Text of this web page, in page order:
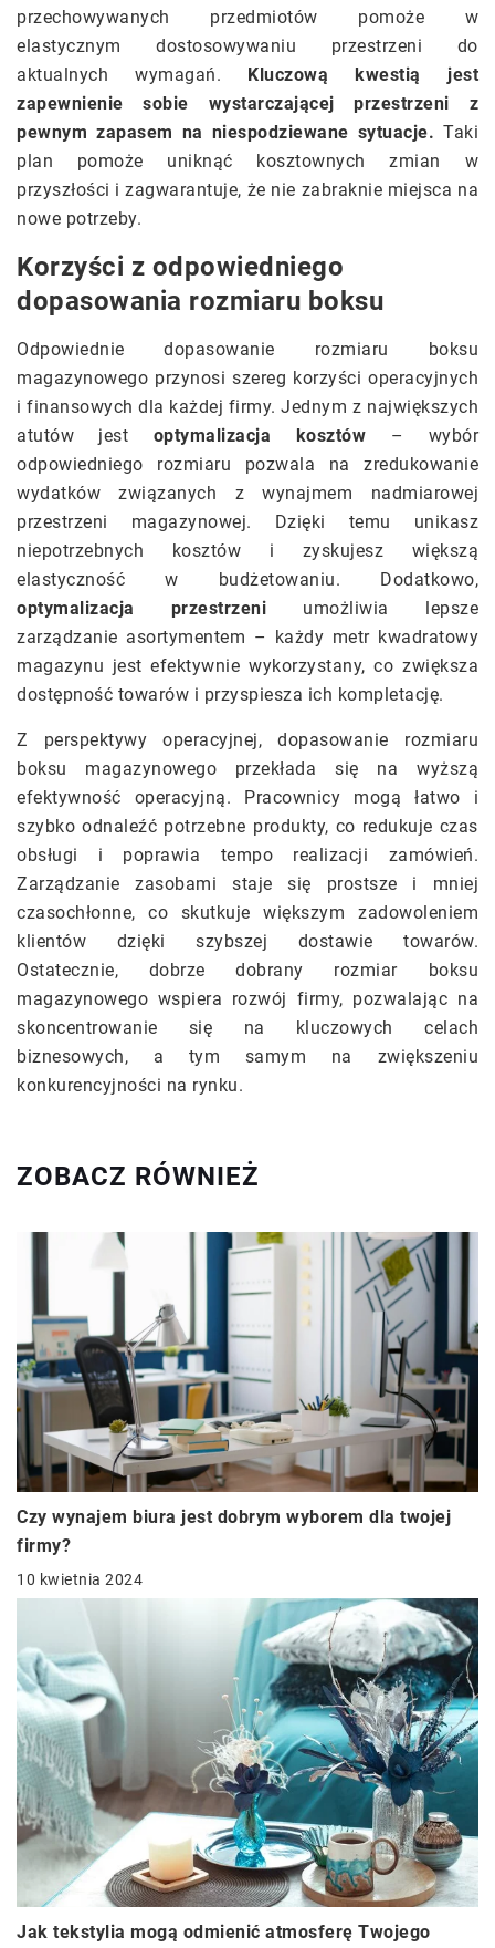
przechowywanych przedmiotów pomoże w
elastycznym dostosowywaniu przestrzeni do
aktualnych wymagań. Kluczową kwestią jest
zapewnienie sobie wystarczającej przestrzeni z
pewnym zapasem na niespodziewane sytuacje. Taki
plan pomoże uniknąć kosztownych zmian w
przyszłości i zagwarantuje, że nie zabraknie miejsca na
nowe potrzeby.
Korzyści z odpowiedniego
dopasowania rozmiaru boksu
Odpowiednie dopasowanie rozmiaru boksu
magazynowego przynosi szereg korzyści operacyjnych
i finansowych dla każdej firmy. Jednym z największych
atutów jest optymalizacja kosztów – wybór
odpowiedniego rozmiaru pozwala na zredukowanie
wydatków związanych z wynajmem nadmiarowej
przestrzeni magazynowej. Dzięki temu unikasz
niepotrzebnych kosztów i zyskujesz większą
elastyczność w budżetowaniu. Dodatkowo,
optymalizacja przestrzeni umożliwia lepsze
zarządzanie asortymentem – każdy metr kwadratowy
magazynu jest efektywnie wykorzystany, co zwiększa
dostępność towarów i przyspiesza ich kompletację.
Z perspektywy operacyjnej, dopasowanie rozmiaru
boksu magazynowego przekłada się na wyższą
efektywność operacyjną. Pracownicy mogą łatwo i
szybko odnaleźć potrzebne produkty, co redukuje czas
obsługi i poprawia tempo realizacji zamówień.
Zarządzanie zasobami staje się prostsze i mniej
czasochłonne, co skutkuje większym zadowoleniem
klientów dzięki szybszej dostawie towarów.
Ostatecznie, dobrze dobrany rozmiar boksu
magazynowego wspiera rozwój firmy, pozwalając na
skoncentrowanie się na kluczowych celach
biznesowych, a tym samym na zwiększeniu
konkurencyjności na rynku.
ZOBACZ RÓWNIEŻ
Czy wynajem biura jest dobrym wyborem dla twojej
firmy?
10 kwietnia 2024
Jak tekstylia mogą odmienić atmosferę Twojego